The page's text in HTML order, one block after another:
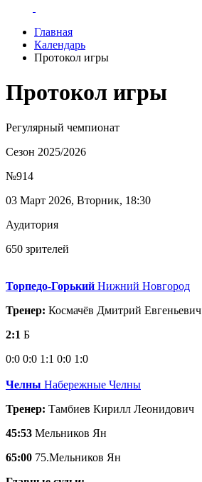
Главная
Календарь
Протокол игры
Протокол игры
Регулярный чемпионат
Сезон 2025/2026
№914
03 Март 2026, Вторник, 18:30
Аудитория
650 зрителей
Торпедо-Горький Нижний Новгород
Тренер: Космачёв Дмитрий Евгеньевич
2:1 Б
0:0 0:0 1:1 0:0 1:0
Челны Набережные Челны
Тренер: Тамбиев Кирилл Леонидович
45:53 Мельников Ян
65:00 75.Мельников Ян